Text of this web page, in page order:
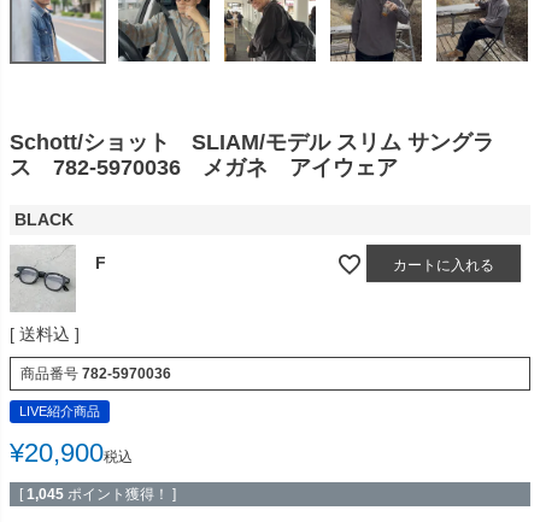
Schott/ショット SLIAM/モデル スリム サングラ
ス 782-5970036 メガネ アイウェア
BLACK
F カートに入れる
送料込
商品番号 782-5970036
LIVE紹介商品
¥20,900税込
[ 1,045 ポイント獲得！ ]